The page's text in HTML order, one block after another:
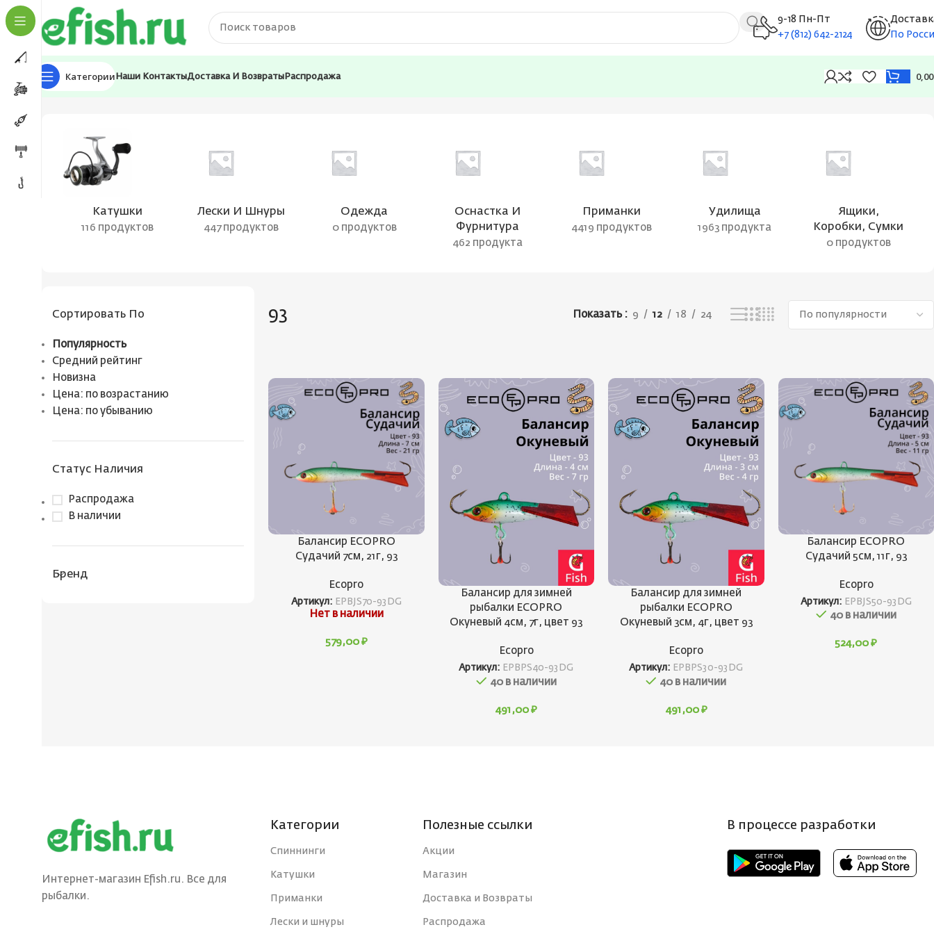
9-18 Пн-Пт
+7 (812) 642-2124
По
Категории Наши КонтактыДоставка И Возвраты Распродажа
Главная Товар Цвет балансира
Катушки
116 продуктов
Лески И Шнуры
447 продуктов
Одежда
0 продуктов
Оснастка И
Фурнитура
462 продукта
Приманки
4419 продуктов
Удилища
1963 продукта
Ящики,
Коробки, Сумки
0 продуктов
Сортировать По
Популярность
Средний рейтинг
Новизна
Цена: по возрастанию
Цена: по убыванию
Статус Наличия
Распродажа
В наличии
Бренд
93 Показать 9 12 18 24
Балансир ECOPRO
Судачий 7см, 21г, 93
Ecopro
Артикул: EPBJS70-93DG
Нет в наличии
579,00 ₽
Балансир для зимней
рыбалки ECOPRO
Окуневый 4см, 7г, цвет 93
Ecopro
Артикул: EPBPS40-93DG
40 в наличии
491,00₽
Балансир для зимней
рыбалки ECOPRO
Окуневый 3см, 4г, цвет 93
Ecopro
Артикул: EPBPS30-93DG
40 в наличии
491,00 ₽
Балансир ECOPRO
Судачий 5см, 11г, 93
Ecopro
Артикул: EPBJS50-93DG
40 в наличии
524,00₽
Интернет-магазин Efish.ru. Все для
рыбалки.
Категории
Спиннинги
Катушки
Приманки
Лески и шнуры
Полезные ссылки
Акции
Магазин
Доставка и Возвраты
Распродажа
В процессе разработки